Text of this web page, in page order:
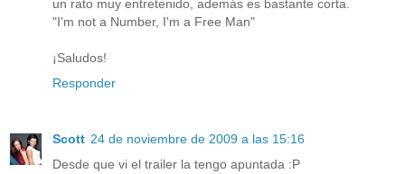
un rato muy entretenido, además es bastante corta.
"I'm not a Number, I'm a Free Man"
¡Saludos!
Responder
Scott 24 de noviembre de 2009 a las 15:16
Desde que vi el trailer la tengo apuntada :P